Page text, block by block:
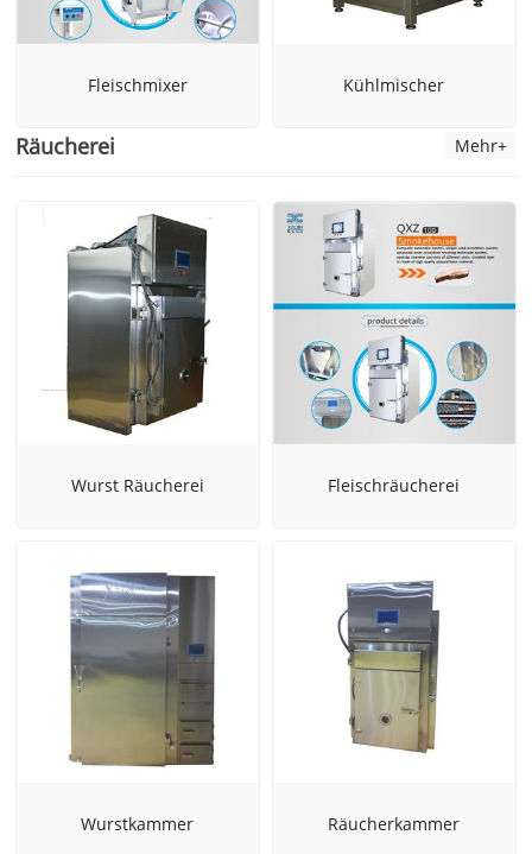
Fleischmixer Kühlmischer
Räucherei Mehr+
Wurst Räucherei Fleischräucherei
Wurstkammer Räucherkammer